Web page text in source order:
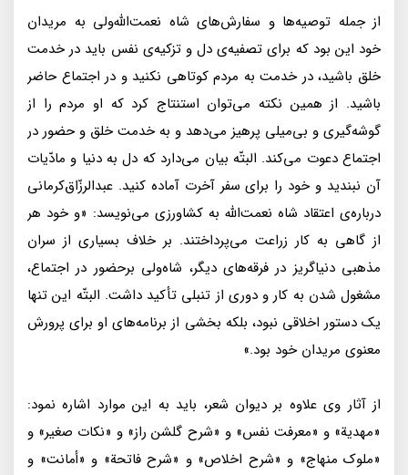
از جمله توصيه‌ها و سفارش‌هاى شاه نعمت‌الله‌ولى به مريدان
خود اين بود كه براى تصفيه‌ی دل و تزكيه‌ی نفس بايد در خدمت
خلق باشيد، در خدمت به مردم كوتاهى نكنيد و در اجتماع حاضر
باشيد. از همين نكته مى‌توان استنتاج كرد كه او مردم را از
گوشه‌گيرى و بى‌ميلى پرهيز مى‌دهد و به خدمت خلق و حضور در
اجتماع دعوت مى‌كند. البتّه بيان مى‌دارد كه دل به دنيا و مادّيات
آن نبنديد و خود را براى سفر آخرت آماده كنيد. عبدالرزّاق‌كرمانى
درباره‌ی اعتقاد شاه نعمت‌الله به كشاورزى مى‌نويسد: «و خود هر
از گاهى به كار زراعت مى‌پرداختند. بر خلاف بسيارى از سران
مذهبى دنياگريز در فرقه‌هاى ديگر، شاه‌ولى برحضور در اجتماع،
مشغول شدن به كار و دورى از تنبلى تأكيد داشت. البتّه اين تنها
يک دستور اخلاقى نبود، بلكه بخشى از برنامه‌هاى او براى پرورش
معنوى مريدان خود بود.»
از آثار وى علاوه بر ديوان شعر، بايد به اين موارد اشاره نمود:
«مهدية» و «معرفت نفس» و «شرح گلشن راز» و «نكات صغير» و
«ملوک منهاج» و «شرح اخلاص» و «شرح فاتحة» و «أمانت» و